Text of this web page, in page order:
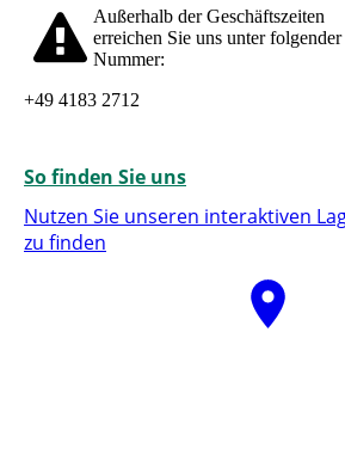
Außerhalb der Geschäftszeiten
erreichen Sie uns unter folgender
Nummer:
+49 4183 2712
So finden Sie uns
Nutzen Sie unseren interaktiven
zu finden